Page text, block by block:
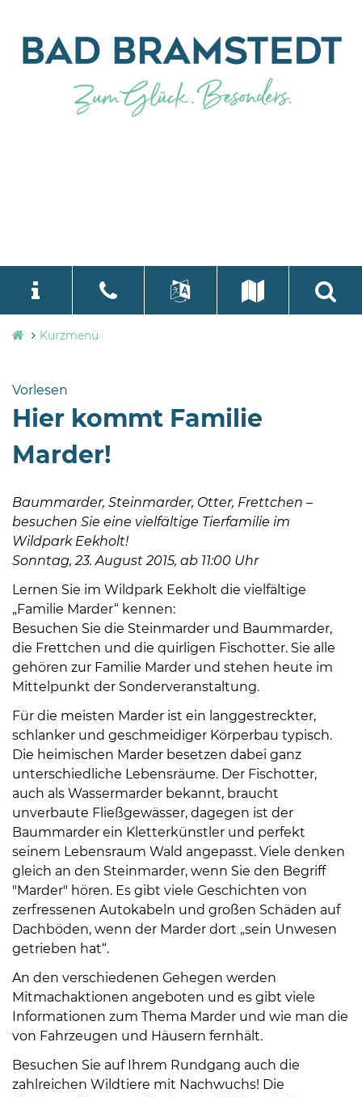
Stadtverwaltung
Bramstedt
Bleeck 15-
24576 Bad
Bramstedt
506-
zentrale@badbramstedt.de
Mo,
Di,
Fr
08
Uhr
Do
08
Uhr
und
14
18
Uhr
sowie
der
Öffnungszeiten
language
Kurzmenü
Vorlesen
Hier kommt Familie
Marder!
Baummarder, Steinmarder, Otter, Frettchen –
besuchen Sie eine vielfältige Tierfamilie im
Wildpark Eekholt!
Sonntag, 23. August 2015, ab 11:00 Uhr
Lernen Sie im Wildpark Eekholt die vielfältige
„Familie Marder“ kennen:
Besuchen Sie die Steinmarder und Baummarder,
die Frettchen und die quirligen Fischotter. Sie alle
gehören zur Familie Marder und stehen heute im
Mittelpunkt der Sonderveranstaltung.
Für die meisten Marder ist ein langgestreckter,
schlanker und geschmeidiger Körperbau typisch.
Die heimischen Marder besetzen dabei ganz
unterschiedliche Lebensräume. Der Fischotter,
auch als Wassermarder bekannt, braucht
unverbaute Fließgewässer, dagegen ist der
Baummarder ein Kletterkünstler und perfekt
seinem Lebensraum Wald angepasst. Viele denken
gleich an den Steinmarder, wenn Sie den Begriff
"Marder" hören. Es gibt viele Geschichten von
zerfressenen Autokabeln und großen Schäden auf
Dachböden, wenn der Marder dort „sein Unwesen
getrieben hat“.
An den verschiedenen Gehegen werden
Mitmachaktionen angeboten und es gibt viele
Informationen zum Thema Marder und wie man die
von Fahrzeugen und Häusern fernhält.
Besuchen Sie auf Ihrem Rundgang auch die
zahlreichen Wildtiere mit Nachwuchs! Die